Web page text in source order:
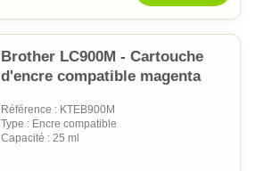
Brother LC900M - Cartouche
d'encre compatible magenta
Référence : KTEB900M
Type : Encre compatible
Capacité : 25 ml